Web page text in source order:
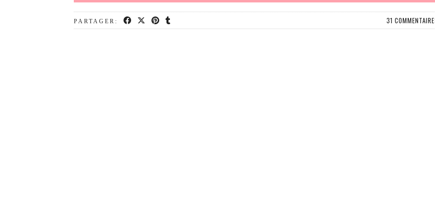
PARTAGER: 31